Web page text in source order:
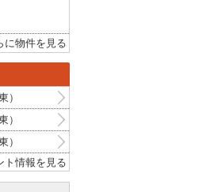
に物件を見る
）
）
）
ト情報を見る